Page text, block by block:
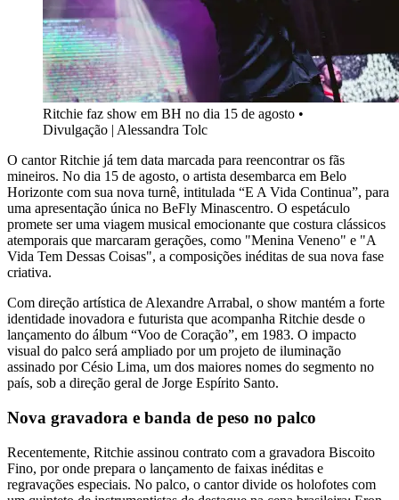
Ritchie faz show em BH no dia 15 de agosto •
Divulgação | Alessandra Tolc
O cantor Ritchie já tem data marcada para reencontrar os fãs
mineiros. No dia 15 de agosto, o artista desembarca em Belo
Horizonte com sua nova turnê, intitulada “E A Vida Continua”, para
uma apresentação única no BeFly Minascentro. O espetáculo
promete ser uma viagem musical emocionante que costura clássicos
atemporais que marcaram gerações, como "Menina Veneno" e "A
Vida Tem Dessas Coisas", a composições inéditas de sua nova fase
criativa.
Com direção artística de Alexandre Arrabal, o show mantém a forte
identidade inovadora e futurista que acompanha Ritchie desde o
lançamento do álbum “Voo de Coração”, em 1983. O impacto
visual do palco será ampliado por um projeto de iluminação
assinado por Césio Lima, um dos maiores nomes do segmento no
país, sob a direção geral de Jorge Espírito Santo.
Nova gravadora e banda de peso no palco
Recentemente, Ritchie assinou contrato com a gravadora Biscoito
Fino, por onde prepara o lançamento de faixas inéditas e
regravações especiais. No palco, o cantor divide os holofotes com